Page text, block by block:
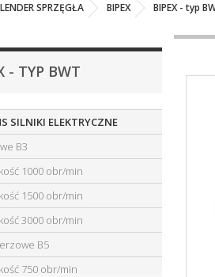
SPRZĘGŁA BIPEX BIPEX - typ
- TYP BWT
SILNIKI ELEKTRYCZNE
B3
1000 obr/min
1500 obr/min
3000 obr/min
B5
750 obr/min